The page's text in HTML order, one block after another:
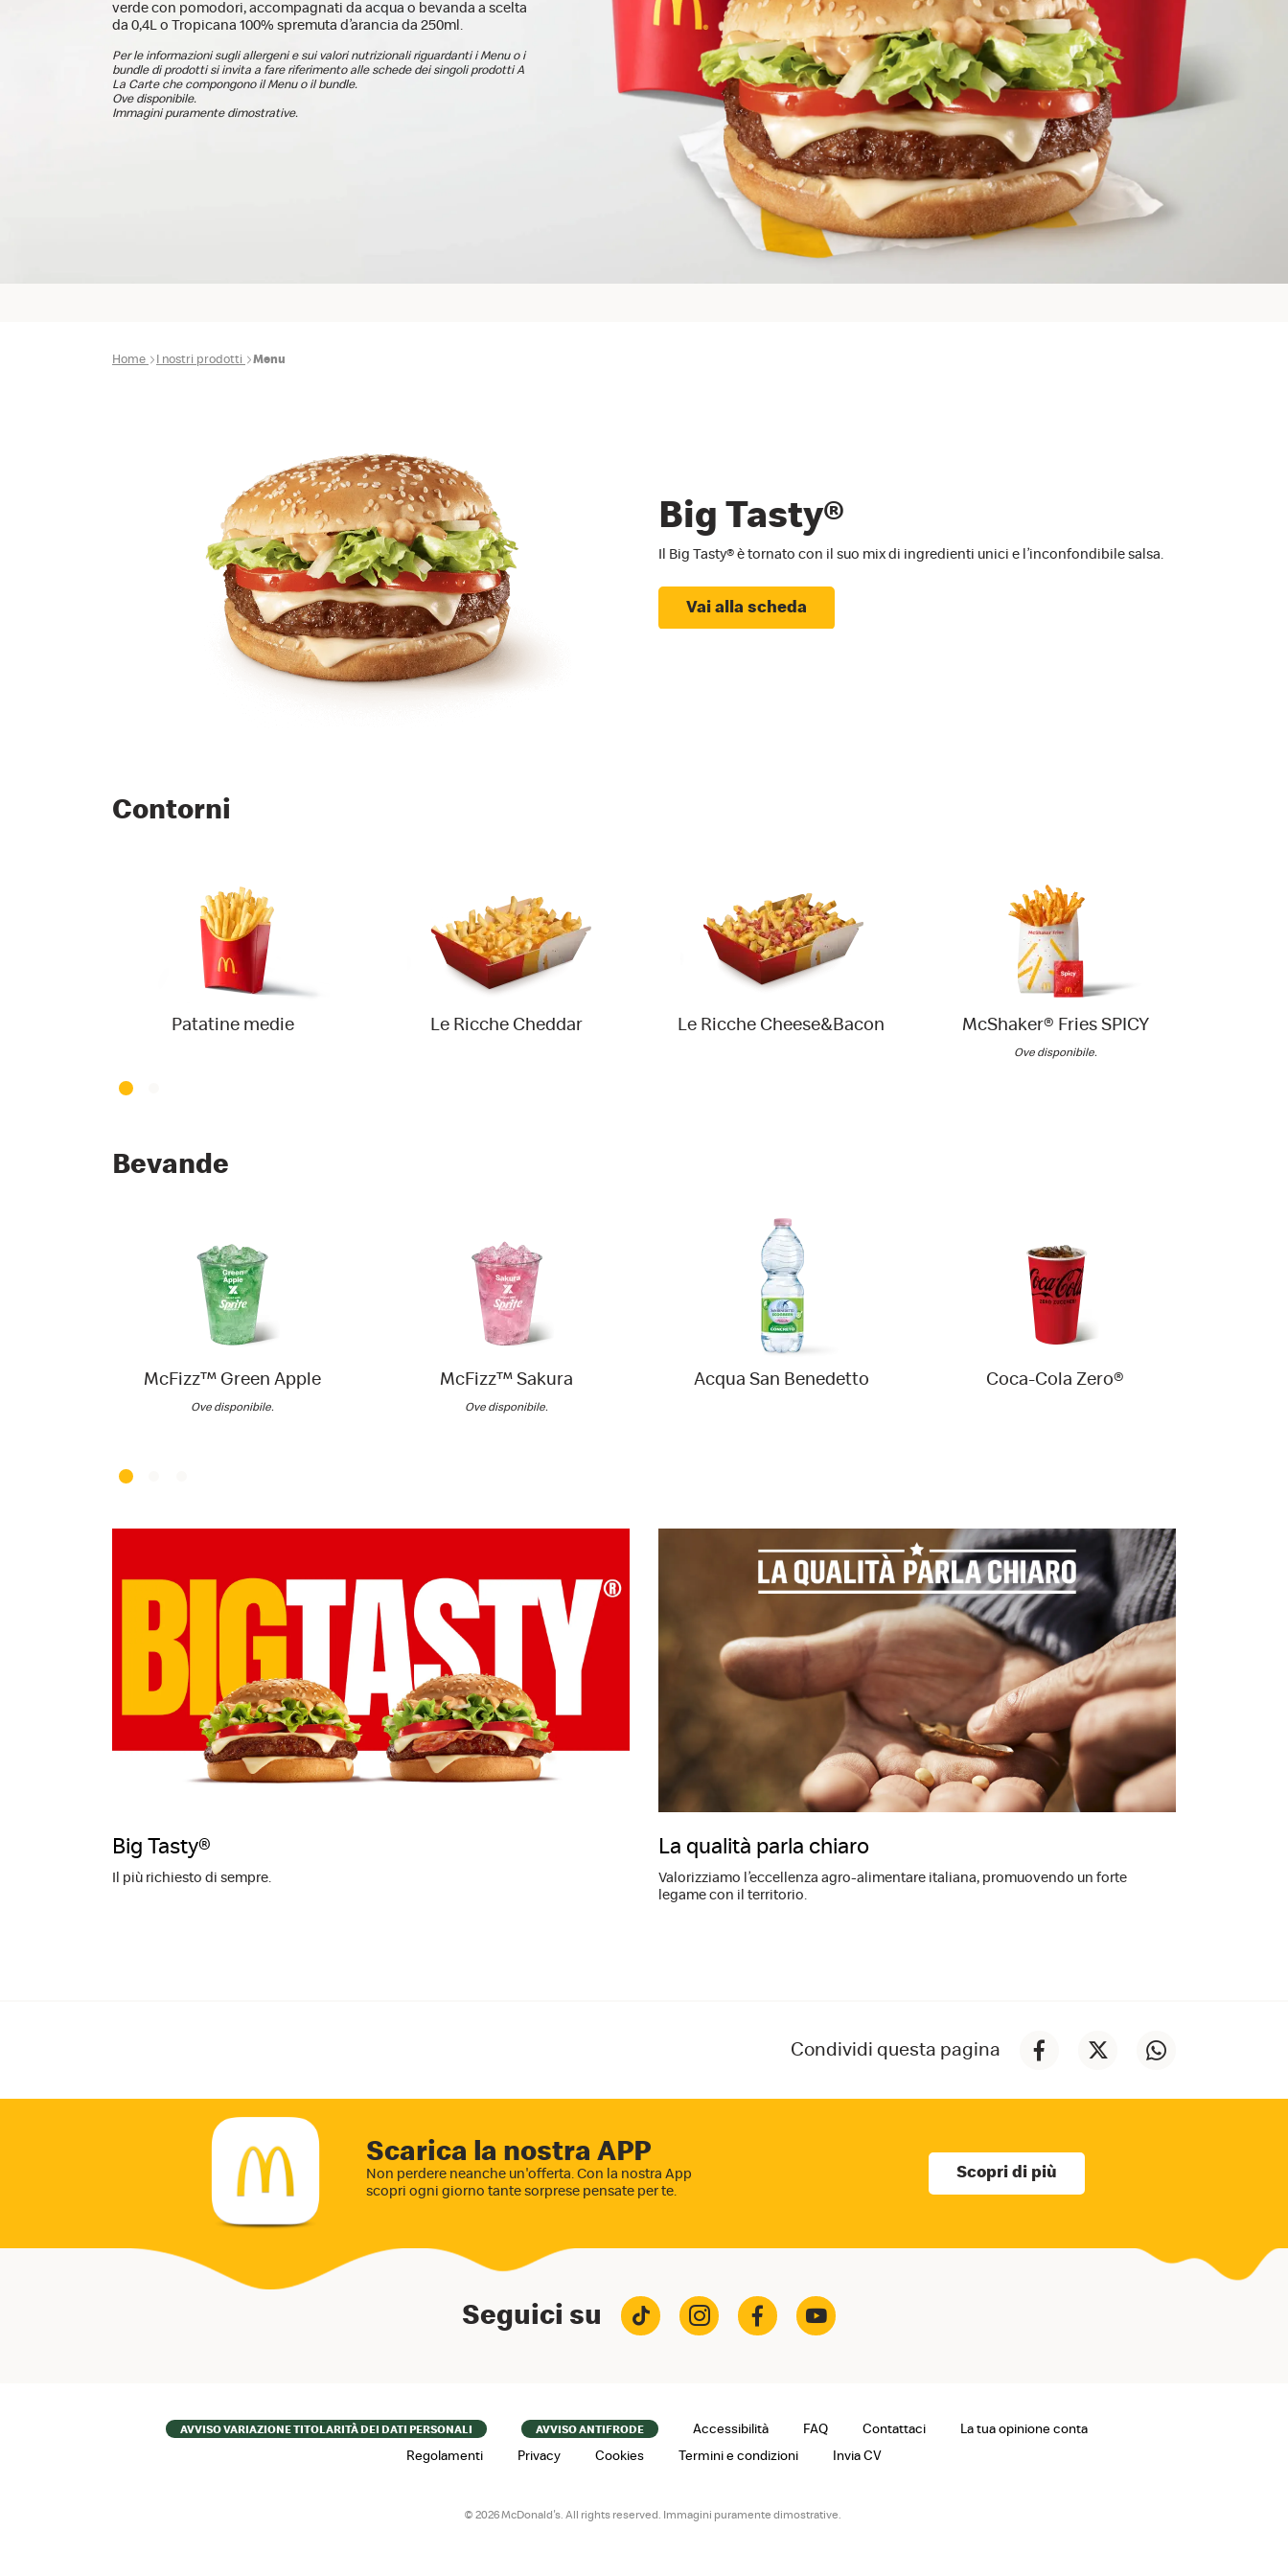
verde con pomodori, accompagnati da acqua o bevanda a scelta
da 0,4L o Tropicana 100% spremuta d’arancia da 250ml.
Per le informazioni sugli allergeni e sui valori nutrizionali riguardanti i Menu o i
bundle di prodotti si invita a fare riferimento alle schede dei singoli prodotti A
La Carte che compongono il Menu o il bundle.
Ove disponibile.
Immagini puramente dimostrative.
Home I nostri prodotti Menu
Big Tasty®
Il Big Tasty® è tornato con il suo mix di ingredienti unici e l’inconfondibile salsa.
Vai alla scheda
Contorni
Patatine medie Le Ricche Cheddar Le Ricche Cheese&Bacon McShaker® Fries SPICY
Ove disponibile.
Bevande
McFizz™ Green Apple
Ove disponibile.
McFizz™ Sakura
Ove disponibile.
Acqua San Benedetto Coca-Cola Zero®
Big Tasty®
Il più richiesto di sempre.
La qualità parla chiaro
Valorizziamo l’eccellenza agro-alimentare italiana, promuovendo un forte
legame con il territorio.
Condividi questa pagina
Scarica la nostra APP
Non perdere neanche un'offerta. Con la nostra App
scopri ogni giorno tante sorprese pensate per te.
Scopri di più
Seguici su
FooterAVVISO VARIAZIONE TITOLARITÀ DEI DATI PERSONALI AVVISO ANTIFRODE Accessibilità FAQ Contattaci
La tua opinione conta
Regolamenti
Privacy Cookies Termini e condizioni Invia CV
© 2026 McDonald's. All rights reserved. Immagini puramente dimostrative.